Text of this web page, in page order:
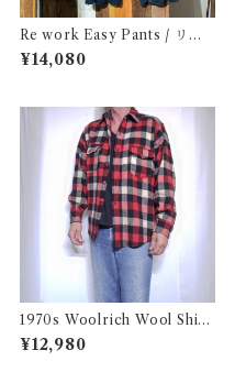
Re work Easy Pants / リワ
ーク イージー パンツ クロシェ
& 刺繍入り
¥14,080
1970s Woolrich Wool Shirt
CPO / 70年代 白タグ ウール
リッチ 三色 ブロック チェック
¥12,980